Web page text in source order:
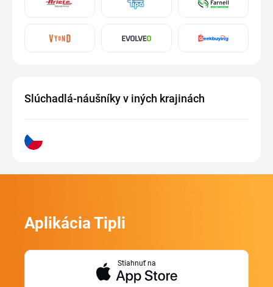
Slúchadlá-náušníky v iných krajinách
Aplikácia Tipli
Stiahnuť na